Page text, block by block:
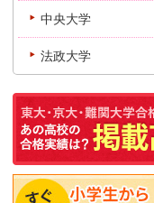
中央大学
法政大学